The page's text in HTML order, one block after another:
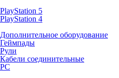
PlayStation 5
PlayStation 4
Дополнительное оборудование
Геймпады
Рули
Кабели соединительные
PC